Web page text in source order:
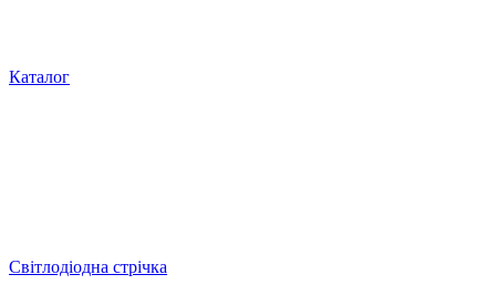
Каталог
Світлодіодна стрічка